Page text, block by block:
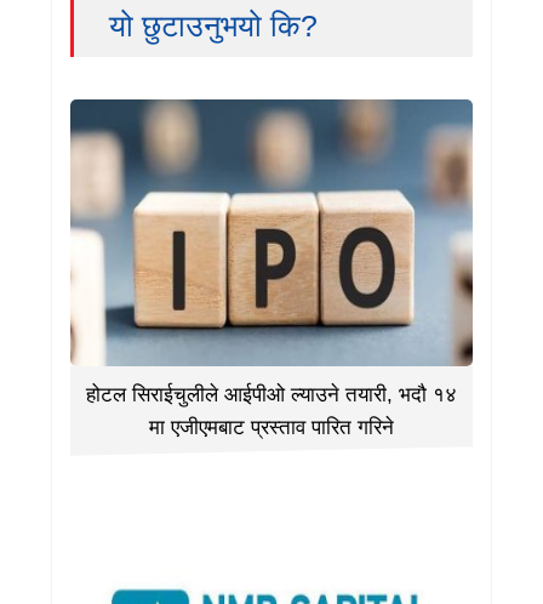
यो छुटाउनुभयो कि?
होटल सिराईचुलीले आईपीओ ल्याउने तयारी, भदौ १४
मा एजीएमबाट प्रस्ताव पारित गरिने